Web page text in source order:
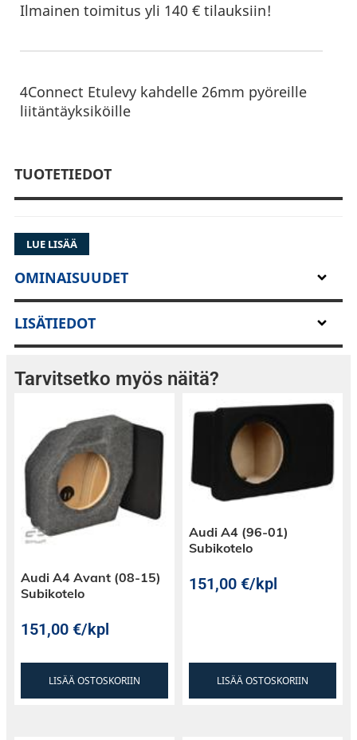
Ilmainen toimitus yli 140 € tilauksiin!
4Connect Etulevy kahdelle 26mm pyöreille
liitäntäyksiköille
TUOTETIEDOT
LUE LISÄÄ
OMINAISUUDET
LISÄTIEDOT
Tarvitsetko myös näitä?
Audi A4 Avant (08-15)
Subikotelo
151,00€/kpl
LISÄÄ OSTOSKORIIN
Audi A4 (96-01)
Subikotelo
151,00€/kpl
LISÄÄ OSTOSKORIIN